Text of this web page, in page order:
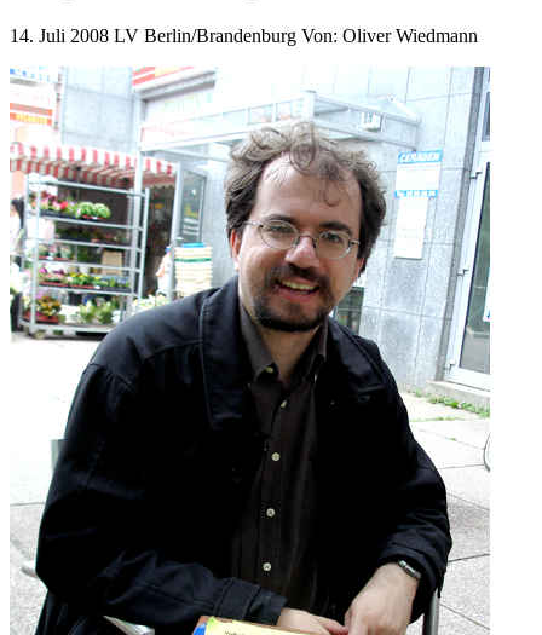
14. Juli 2008 LV Berlin/Brandenburg Von: Oliver Wiedmann